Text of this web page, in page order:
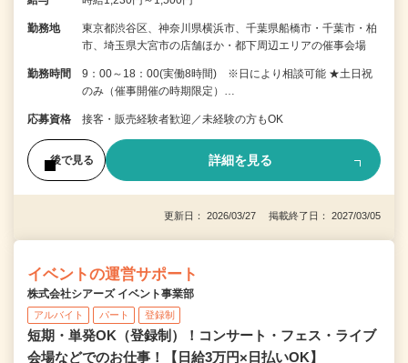
勤務地
東京都渋谷区、神奈川県横浜市、千葉県船橋市・千葉市・柏
市、埼玉県大宮市の店舗ほか・都下周辺エリアの催事会場
勤務時間
9：00～18：00(実働8時間) ※日により相談可能 ★土日祝
のみ（催事開催の時期限定）…
応募資格 接客・販売経験者歓迎／未経験の方もOK
後で見る 詳細を見る
更新日： 2026/03/27 掲載終了日： 2027/03/05
イベントの運営サポート
株式会社シアーズ イベント事業部
アルバイト パート 登録制
短期・単発OK（登録制）！コンサート・フェス・ライブ
会場などでのお仕事！【日給3万円×日払いOK】